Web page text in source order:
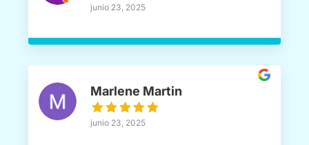
junio 23, 2025
Marlene Martin
junio 23, 2025